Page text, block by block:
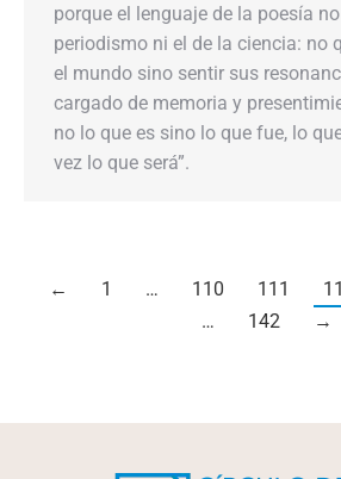
porque el lenguaje de la poesía
periodismo ni el de la ciencia: no
el mundo sino sentir sus
cargado de memoria y
no lo que es sino lo que fue, lo
vez lo que será”.
← 1 … 110 111
…
142 →